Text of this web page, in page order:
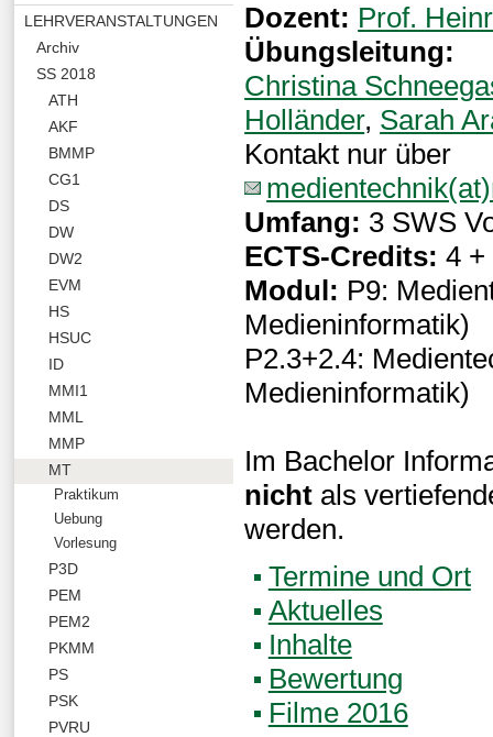
LEHRVERANSTALTUNGEN
Archiv
SS 2018
ATH
AKF
BMMP
CG1
DS
DW
DW2
EVM
HS
HSUC
ID
MMI1
MML
MMP
MT
Praktikum
Uebung
Vorlesung
P3D
PEM
PEM2
PKMM
PS
PSK
PVRU
Dozent: Prof.
Übungsleitung:
Christina
Holländer, Sarah
Kontakt nur über
Umfang: 3 SWS
ECTS-Credits: 4
Modul: P9:
Medieninformatik)
P2.3+2.4:
Medieninformatik)
Im Bachelor
nicht als
werden.
Termine und Ort
Aktuelles
Inhalte
Bewertung
Filme 2016